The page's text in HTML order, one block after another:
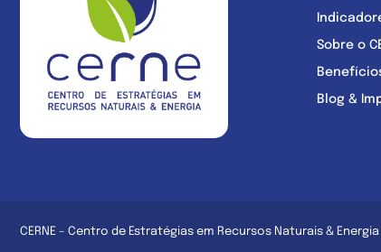
Sobre o
Blog &
CERNE – Centro de Estratégias em Recursos Naturais &